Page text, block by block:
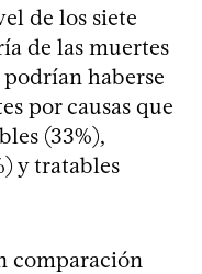
de los siete
de las muertes
podrían haberse
por causas que
(33%),
y tratables
comparación